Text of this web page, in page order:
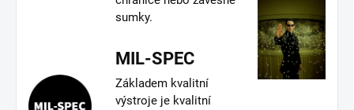
sumky.
MIL-SPEC
Základem kvalitní
výstroje je kvalitní